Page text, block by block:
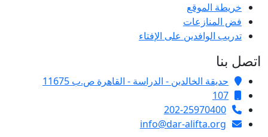
خريطة الموقع
فض المنازعات
تدريب الوافدين على الإفتاء
اتصل بنا
حديقة الخالدين - الدراسة - القاهرة ص.ب 11675
107
202-25970400
info@dar-alifta.org